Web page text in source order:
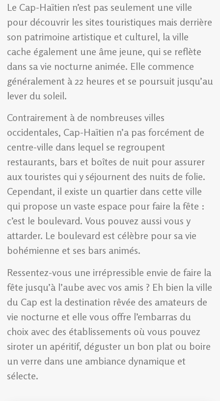
Le Cap-Haïtien n’est pas seulement une ville
pour découvrir les sites touristiques mais derrière
son patrimoine artistique et culturel, la ville
cache également une âme jeune, qui se reflète
dans sa vie nocturne animée. Elle commence
généralement à 22 heures et se poursuit jusqu’au
lever du soleil.
Contrairement à de nombreuses villes
occidentales, Cap-Haïtien n’a pas forcément de
centre-ville dans lequel se regroupent
restaurants, bars et boîtes de nuit pour assurer
aux touristes qui y séjournent des nuits de folie.
Cependant, il existe un quartier dans cette ville
qui propose un vaste espace pour faire la fête :
c’est le boulevard. Vous pouvez aussi vous y
attarder. Le boulevard est célèbre pour sa vie
bohémienne et ses bars animés.
Ressentez-vous une irrépressible envie de faire la
fête jusqu’à l’aube avec vos amis ? Eh bien la ville
du Cap est la destination rêvée des amateurs de
vie nocturne et elle vous offre l’embarras du
choix avec des établissements où vous pouvez
siroter un apéritif, déguster un bon plat ou boire
un verre dans une ambiance dynamique et
sélecte.